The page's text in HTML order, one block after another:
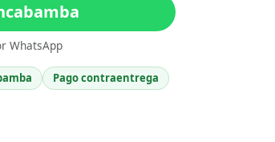
WhatsApp
Pago contraentrega